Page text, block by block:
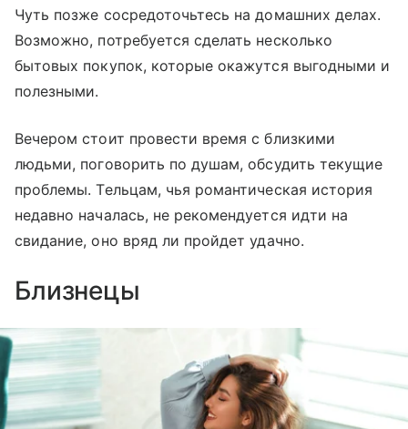
Чуть позже сосредоточьтесь на домашних делах.
Возможно, потребуется сделать несколько
бытовых покупок, которые окажутся выгодными и
полезными.
Вечером стоит провести время с близкими
людьми, поговорить по душам, обсудить текущие
проблемы. Тельцам, чья романтическая история
недавно началась, не рекомендуется идти на
свидание, оно вряд ли пройдет удачно.
Близнецы